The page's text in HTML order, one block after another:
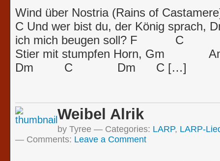
Wind über Nostria (Rains of
C Und wer bist du, der König
ich mich beugen soll? F
Stier mit stumpfen Horn, Gm Am
Dm C Dm C […]
Weibel Alrik
by Tyree Categories: LARP, LARP-
Comments: Leave a Comment